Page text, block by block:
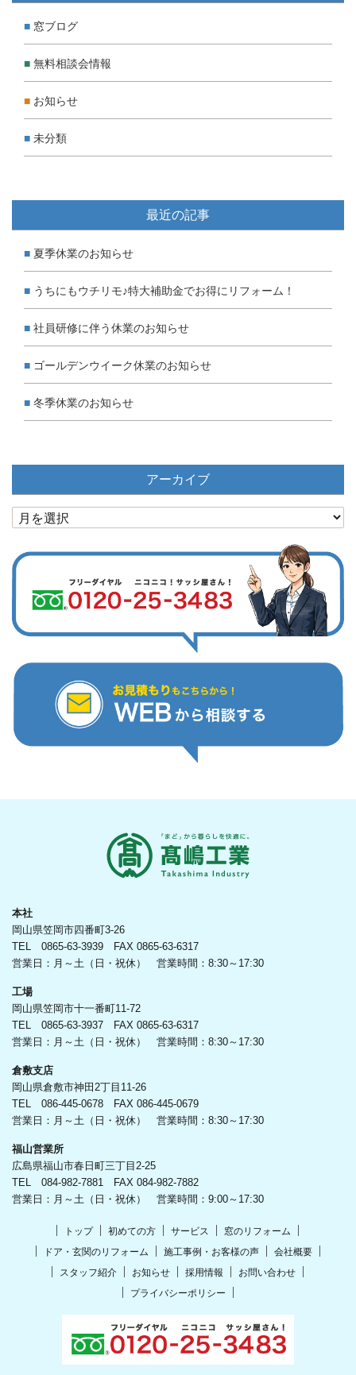
窓ブログ
無料相談会情報
お知らせ
未分類
最近の記事
夏季休業のお知らせ
うちにもウチリモ♪特大補助金でお得にリフォーム！
社員研修に伴う休業のお知らせ
ゴールデンウイーク休業のお知らせ
冬季休業のお知らせ
アーカイブ
ア
カ
本社
岡山県笠岡市四番町3-26
TEL 0865-63-3939 FAX 0865-63-6317
営業日：月～土（日・祝休） 営業時間：8:30～17:30
工場
岡山県笠岡市十一番町11-72
TEL 0865-63-3937 FAX 0865-63-6317
営業日：月～土（日・祝休） 営業時間：8:30～17:30
倉敷支店
岡山県倉敷市神田2丁目11-26
TEL 086-445-0678 FAX 086-445-0679
営業日：月～土（日・祝休） 営業時間：8:30～17:30
福山営業所
広島県福山市春日町三丁目2-25
TEL 084-982-7881 FAX 084-982-7882
営業日：月～土（日・祝休） 営業時間：9:00～17:30
トップ 初めての方 サービス 窓のリフォーム
ドア・玄関のリフォーム 施工事例・お客様の声 会社概要
スタッフ紹介 お知らせ 採用情報 お問い合わせ
プライバシーポリシー